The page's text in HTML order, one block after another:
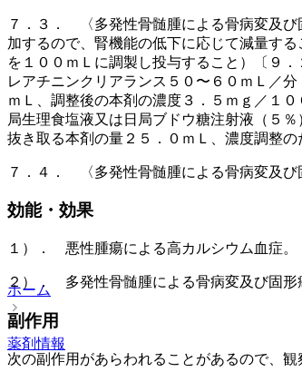
７．３． 〈多発性骨髄腫による骨病変及び
加するので、腎機能の低下に応じて減量す
を１００ｍＬに調製し投与すること）〔９
レアチニンクリアランス５０〜６０ｍＬ／
ｍＬ、調整後の本剤の濃度３．５ｍｇ／１
局生理食塩液又は日局ブドウ糖注射液（５
抜き取る本剤の量２５．０ｍＬ、濃度調整
７．４． 〈多発性骨髄腫による骨病変及び
効能・効果
１）． 悪性腫瘍による高カルシウム血症。
２）． 多発性骨髄腫による骨病変及び固形
副作用
次の副作用があらわれることがあるので、
ホーム
薬剤情報